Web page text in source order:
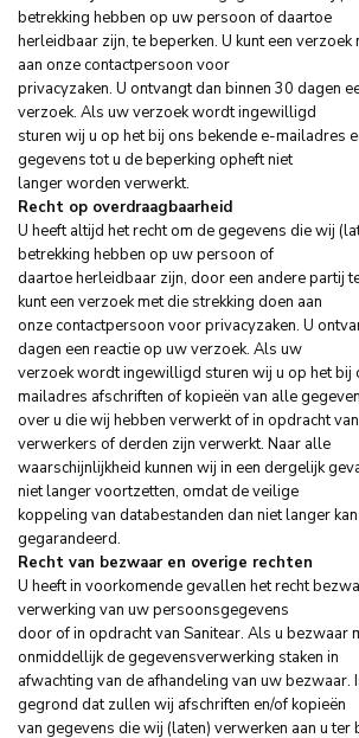
betrekking hebben op uw persoon of daartoe
herleidbaar zijn, te beperken. U kunt een
aan onze contactpersoon voor
privacyzaken. U ontvangt dan binnen 30 dagen
verzoek. Als uw verzoek wordt ingewilligd
sturen wij u op het bij ons bekende e-mailadres
gegevens tot u de beperking opheft niet
langer worden verwerkt.
Recht op overdraagbaarheid
U heeft altijd het recht om de gegevens die wij
betrekking hebben op uw persoon of
daartoe herleidbaar zijn, door een andere partij
kunt een verzoek met die strekking doen aan
onze contactpersoon voor privacyzaken. U
dagen een reactie op uw verzoek. Als uw
verzoek wordt ingewilligd sturen wij u op het bij
mailadres afschriften of kopieën van alle
over u die wij hebben verwerkt of in opdracht
verwerkers of derden zijn verwerkt. Naar alle
waarschijnlijkheid kunnen wij in een dergelijk
niet langer voortzetten, omdat de veilige
koppeling van databestanden dan niet langer
gegarandeerd.
Recht van bezwaar en overige rechten
U heeft in voorkomende gevallen het recht
verwerking van uw persoonsgegevens
door of in opdracht van Sanitear. Als u bezwaar
onmiddellijk de gegevensverwerking staken in
afwachting van de afhandeling van uw bezwaar.
gegrond dat zullen wij afschriften en/of kopieën
van gegevens die wij (laten) verwerken aan u ter